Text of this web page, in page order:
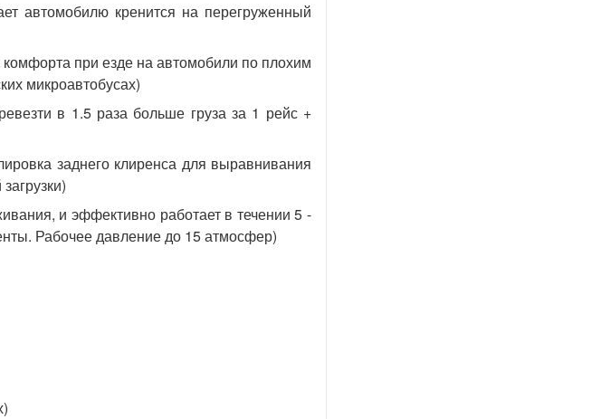
автомобилю кренится на перегруженный
при езде на автомобили по плохим
микроавтобусах)
в 1.5 раза больше груза за 1 рейс +
заднего клиренса для выравнивания
и эффективно работает в течении 5 -
Рабочее давление до 15 атмосфер)